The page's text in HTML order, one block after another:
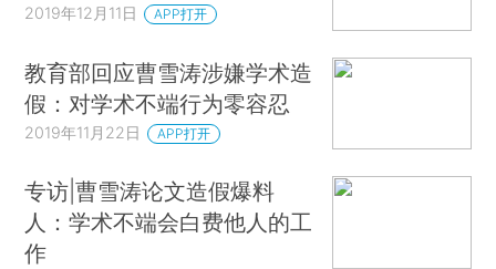
2019年12月11日 APP打开
教育部回应曹雪涛涉嫌学术造
假：对学术不端行为零容忍
2019年11月22日 APP打开
专访|曹雪涛论文造假爆料
人：学术不端会白费他人的工
作